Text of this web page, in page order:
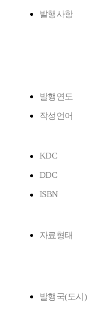
발행사항
발행연도
작성언어
KDC
DDC
ISBN
자료형태
발행국(도시)